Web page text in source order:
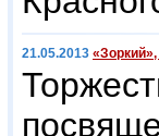
21.05.2013